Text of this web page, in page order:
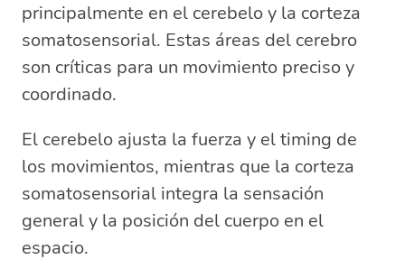
principalmente en el cerebelo y la corteza
somatosensorial. Estas áreas del cerebro
son críticas para un movimiento preciso y
coordinado.
El cerebelo ajusta la fuerza y el timing de
los movimientos, mientras que la corteza
somatosensorial integra la sensación
general y la posición del cuerpo en el
espacio.